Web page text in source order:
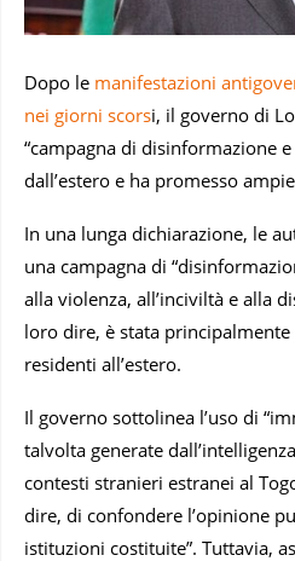
Dopo le manifestazioni
nei giorni scorsi, il governo di
“campagna di disinformazione
dall’estero e ha promesso
In una lunga dichiarazione, le
una campagna di
alla violenza, all’inciviltà e alla
loro dire, è stata
residenti all’estero.
Il governo sottolinea l’uso di
talvolta generate
contesti stranieri estranei al
dire, di confondere l’opinione
istituzioni costituite”. Tuttavia,